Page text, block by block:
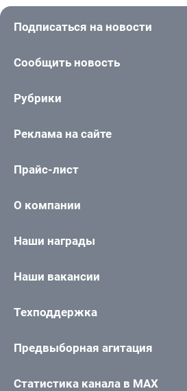
Подписаться на новости
Сообщить новость
Рубрики
Реклама на сайте
Прайс-лист
О компании
Наши награды
Наши вакансии
Техподдержка
Предвыборная агитация
Статистика канала в MAX